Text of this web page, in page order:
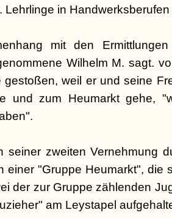
Lehrlinge in
mit den
Wilhelm M. sagt.
gestoßen, weil er und seine
und zum Heumarkt gehe,
seiner zweiten Vernehmung
einer "Gruppe Heumarkt", die
der zur Gruppe zählenden
am Leystapel